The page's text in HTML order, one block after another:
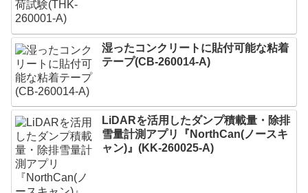
湿ったコンクリートに貼付可能な粘着
テープ(CB-260014-A)
LiDARを活用したダンプ積載量・除排
雪量計測アプリ『NorthCan(ノースキ
ャン)』(KK-260025-A)